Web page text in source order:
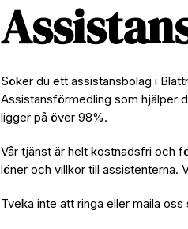
Söker du ett assistansbolag i
Assistansförmedling som hjälper
ligger på över 98%.
Vår tjänst är helt kostnadsfri och
löner och villkor till assistenterna.
Tveka inte att ringa eller maila